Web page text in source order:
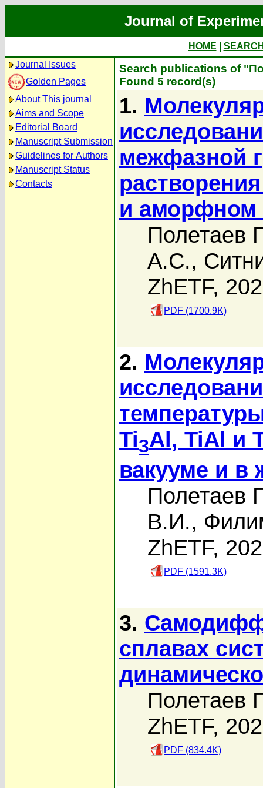
Journal of
HOME
Journal Issues
Golden Pages
About This journal
Aims and Scope
Editorial Board
Manuscript Submission
Guidelines for Authors
Manuscript Status
Contacts
Search publications of
Found 5 record(s)
1.
межфазной
и
Полетаев
А.С.,
ZhETF,
PDF (1700.9K)
2.
Ti3Al, TiAl и
вакууме и
Полетаев
В.И.,
ZhETF,
PDF (1591.3K)
3.
сплавах
Полетаев
ZhETF,
PDF (834.4K)